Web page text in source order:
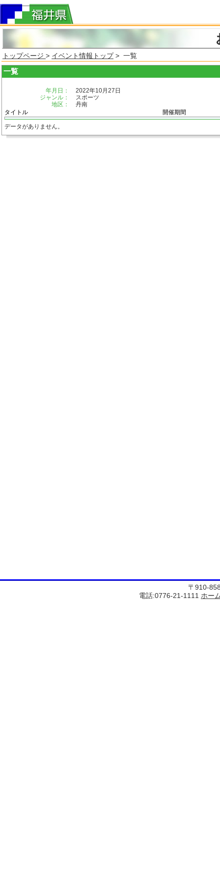
トップページ > イベント情報トップ> 一覧
一覧
年月日：
2022年10月27日
ジャンル：
スポーツ
地区：
丹南
タイトル
開催期間
データがありません。
〒910-
電話:0776-21-1111 ホー